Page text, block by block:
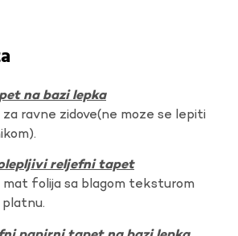
na bazi lepka
ravne zidove(ne moze se lepiti
reljefni tapet
mat folija sa blagom teksturom
platnu.